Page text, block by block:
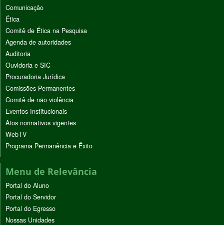
Comunicação
Ética
Comitê de Ética na Pesquisa
Agenda de autoridades
Auditoria
Ouvidoria e SIC
Procuradoria Jurídica
Comissões Permanentes
Comitê de não violência
Eventos Institucionais
Atos normativos vigentes
WebTV
Programa Permanência e Êxito
Menu de Relevância
Portal do Aluno
Portal do Servidor
Portal do Egresso
Nossas Unidades